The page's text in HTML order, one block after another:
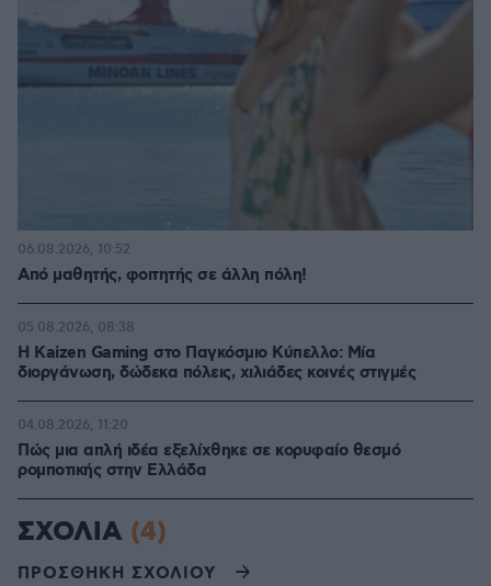
Από μαθητής, φοιτητής σε άλλη πόλη!
06.08.2026, 10:52
H Kaizen Gaming στο Παγκόσμιο Kύπελλο: Μία
διοργάνωση, δώδεκα πόλεις, χιλιάδες κοινές στιγμές
05.08.2026, 08:38
Πώς μια απλή ιδέα εξελίχθηκε σε κορυφαίο θεσμό
ρομποτικής στην Ελλάδα
04.08.2026, 11:20
ΣΧΟΛΙΑ (4)
ΠΡΟΣΘΗΚΗ ΣΧΟΛΙΟΥ